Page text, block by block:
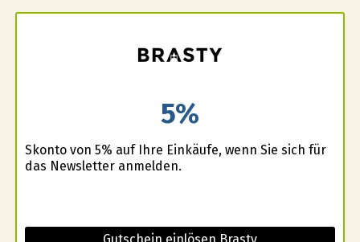
5%
Skonto von 5% auf Ihre Einkäufe, wenn Sie sich für
das Newsletter anmelden.